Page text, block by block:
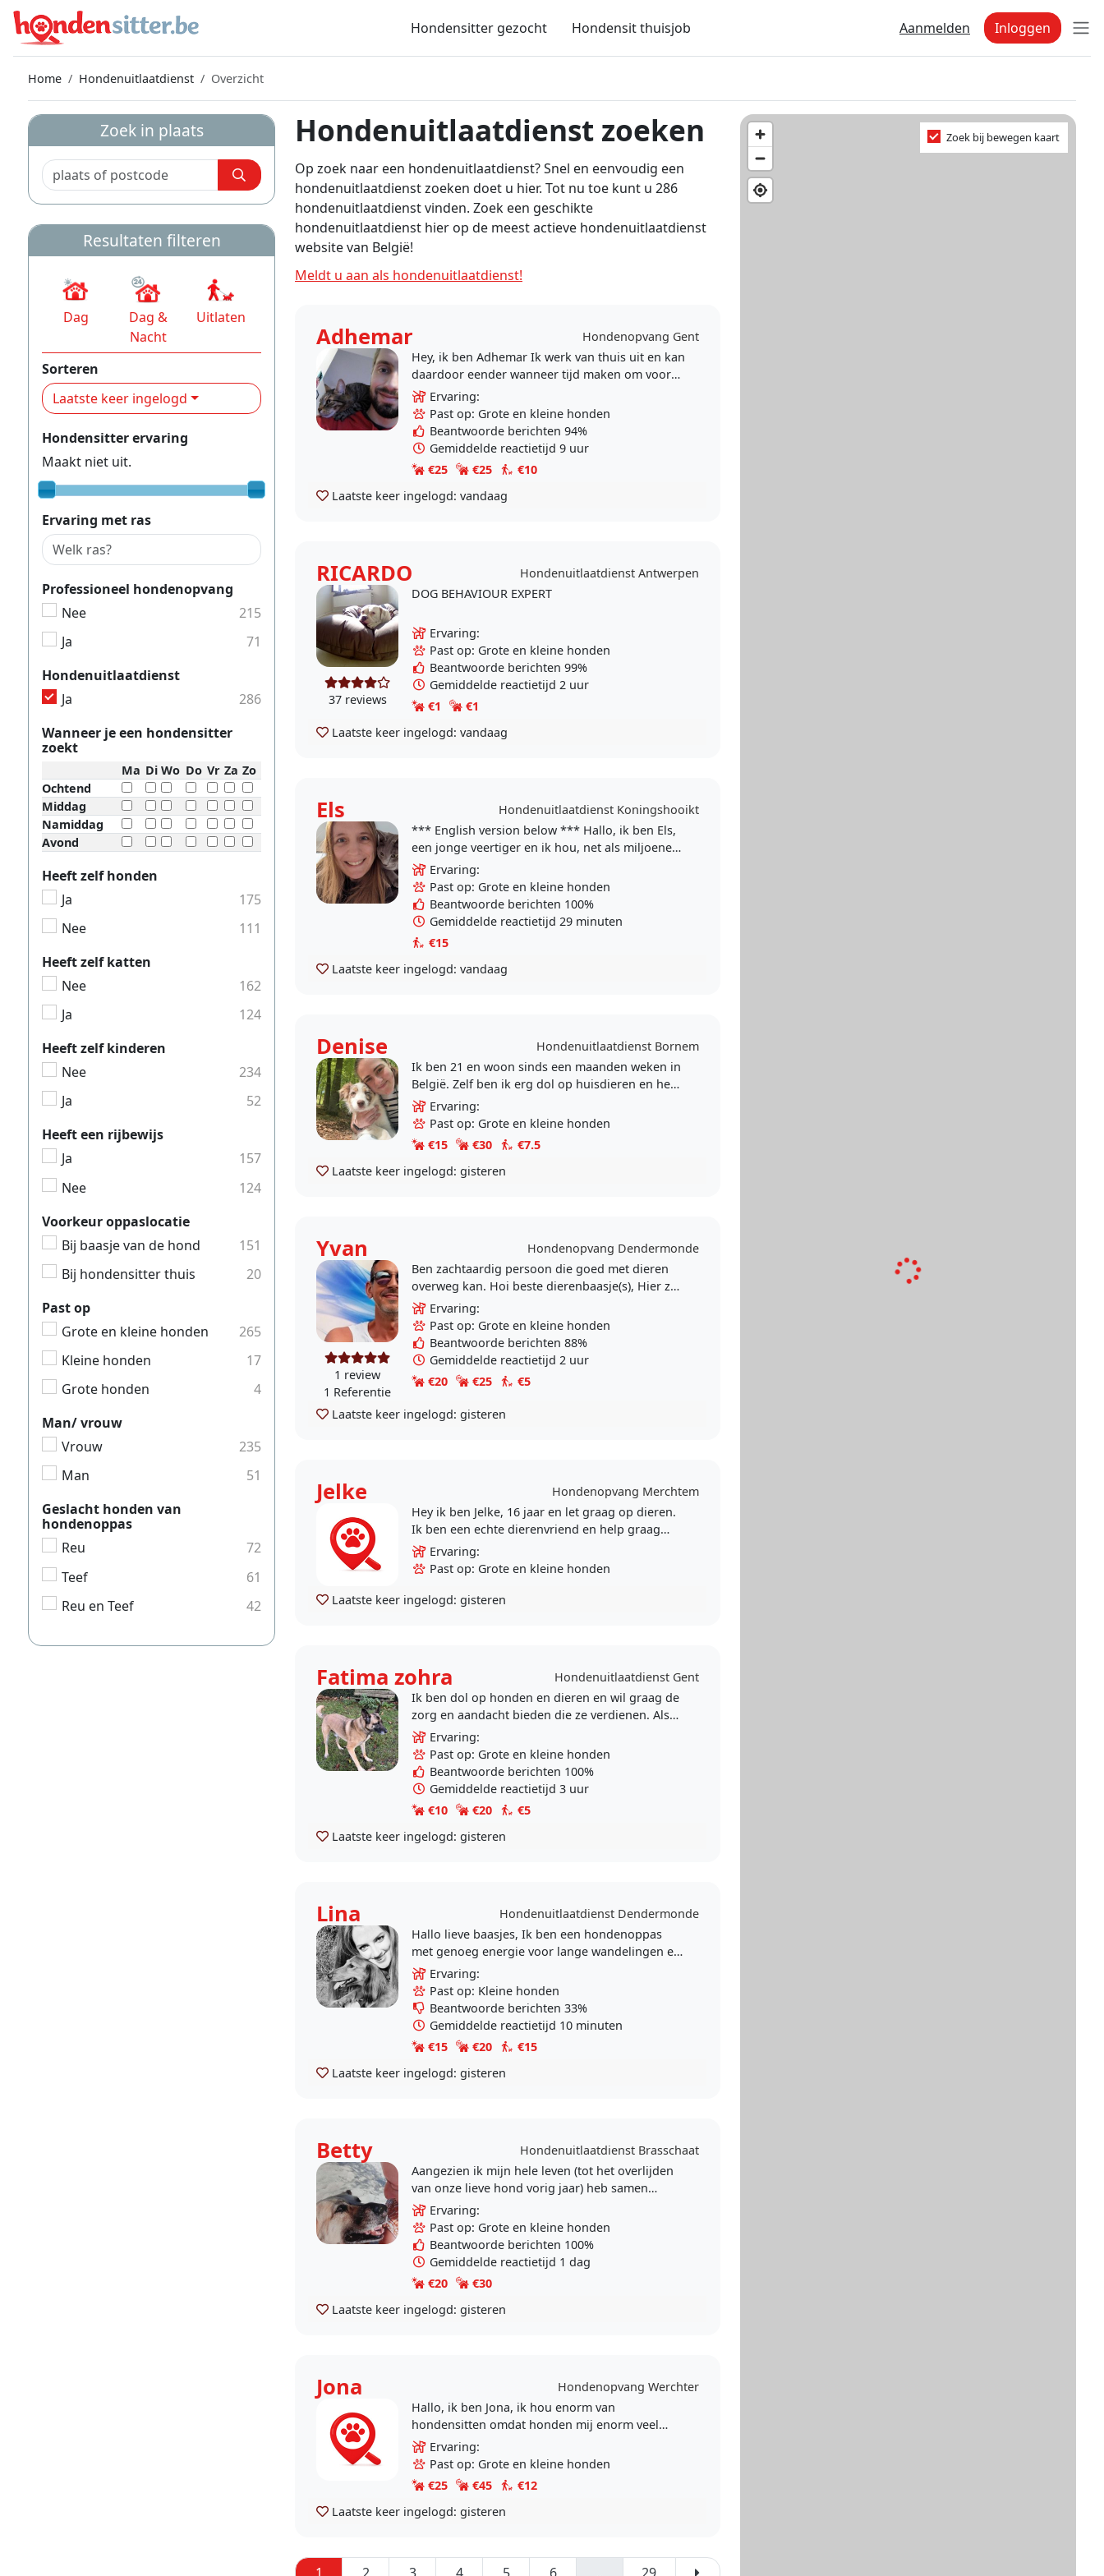
Hondensitter gezocht Hondensit thuisjob Aanmelden Inloggen
Home Hondenuitlaatdienst Overzicht
Hondenuitlaatdienst zoeken
Op zoek naar een hondenuitlaatdienst? Snel en eenvoudig een
hondenuitlaatdienst zoeken doet u hier. Tot nu toe kunt u 286
hondenuitlaatdienst vinden. Zoek een geschikte
hondenuitlaatdienst hier op de meest actieve hondenuitlaatdienst
website van België!
Meldt u aan als hondenuitlaatdienst!
Adhemar
Hondenopvang Gent
Hey, ik ben Adhemar Ik werk van thuis uit en kan
daardoor eender wanneer tijd maken om voor
jouw lievelings diertjes te zorgen. Ik ben heel
flexibel..
Ervaring:
Past op: Grote en kleine honden
Beantwoorde berichten 94%
Gemiddelde reactietijd 9 uur
€25
€25
€10
Laatste keer ingelogd: vandaag
RICARDO Hondenuitlaatdienst Antwerpen
37 reviews
DOG BEHAVIOUR EXPERT
Ervaring:
Past op: Grote en kleine honden
Beantwoorde berichten 99%
Gemiddelde reactietijd 2 uur
€1
€1
Laatste keer ingelogd: vandaag
Els
Hondenuitlaatdienst Koningshooikt
*** English version below *** Hallo, ik ben Els,
een jonge veertiger en ik hou, net als miljoenen
mensen, veel van dieren. Ik hou ook van
boeken..
Ervaring:
Past op: Grote en kleine honden
Beantwoorde berichten 100%
Gemiddelde reactietijd 29 minuten
€15
Laatste keer ingelogd: vandaag
Denise
Hondenuitlaatdienst Bornem
Ik ben 21 en woon sinds een maanden weken in
België. Zelf ben ik erg dol op huisdieren en heb
ze zelf ook. In Nederland had ik 3 katten. Hier
in..
Ervaring:
Past op: Grote en kleine honden
€15
€30
€7.5
Laatste keer ingelogd: gisteren
Yvan Hondenopvang Dendermonde
1 review
1 Referentie
Ben zachtaardig persoon die goed met dieren
overweg kan. Hoi beste dierenbaasje(s), Hier zal
ik mij eventjes voorstellen: Ik ben Yvan, woon
in..
Ervaring:
Past op: Grote en kleine honden
Beantwoorde berichten 88%
Gemiddelde reactietijd 2 uur
€20
€25 €5
Laatste keer ingelogd: gisteren
Jelke
Hondenopvang Merchtem
Hey ik ben Jelke, 16 jaar en let graag op dieren.
Ik ben een echte dierenvriend en help graag
anderen met effe op hun diertjes te letten.
Ondanks dat..
Ervaring:
Past op: Grote en kleine honden
Laatste keer ingelogd: gisteren
Fatima zohra
Hondenuitlaatdienst Gent
Ik ben dol op honden en dieren en wil graag de
zorg en aandacht bieden die ze verdienen. Als
hondensitter kan ik mijn passie combineren met
een baan..
Ervaring:
Past op: Grote en kleine honden
Beantwoorde berichten 100%
Gemiddelde reactietijd 3 uur
€10
€20
€5
Laatste keer ingelogd: gisteren
Lina
Hondenuitlaatdienst Dendermonde
Hallo lieve baasjes, Ik ben een hondenoppas
met genoeg energie voor lange wandelingen en
gestoei in de tuin, genoeg liefde voor een hele
dag kusjes..
Ervaring:
Past op: Kleine honden
Beantwoorde berichten 33%
Gemiddelde reactietijd 10 minuten
€15
€20
€15
Laatste keer ingelogd: gisteren
Betty
Hondenuitlaatdienst Brasschaat
Aangezien ik mijn hele leven (tot het overlijden
van onze lieve hond vorig jaar) heb samen
gewoond met honden, weet ik hoe moeilijk het
kan zijn..
Ervaring:
Past op: Grote en kleine honden
Beantwoorde berichten 100%
Gemiddelde reactietijd 1 dag
€20
€30
Laatste keer ingelogd: gisteren
Jona
Hondenopvang Werchter
Hallo, ik ben Jona, ik hou enorm van
hondensitten omdat honden mij enorm veel
energie en plezier geven. Ik geniet ervan om tijd
met hen door te..
Ervaring:
Past op: Grote en kleine honden
€25
€45
€12
Laatste keer ingelogd: gisteren
Zoek bij bewegen kaart
Zoek in plaats
Resultaten filteren
Dag
Dag &
Nacht
Uitlaten
Sorteren
Laatste keer ingelogd
Hondensitter ervaring
Maakt niet uit.
Ervaring met ras
Professioneel hondenopvang
Nee
215
Ja
71
Hondenuitlaatdienst
Ja
286
Wanneer je een hondensitter
zoekt
Ma Di Wo Do Vr Za Zo
Ochtend
Middag
Namiddag
Avond
Heeft zelf honden
Ja
175
Nee
111
Heeft zelf katten
Nee
162
Ja
124
Heeft zelf kinderen
Nee
234
Ja
52
Heeft een rijbewijs
Ja
157
Nee
124
Voorkeur oppaslocatie
Bij baasje van de hond
151
Bij hondensitter thuis
20
Past op
Grote en kleine honden
265
Kleine honden
17
Grote honden
4
Man/ vrouw
Vrouw
235
Man
51
Geslacht honden van
hondenoppas
Reu
72
Teef
61
Reu en Teef
42